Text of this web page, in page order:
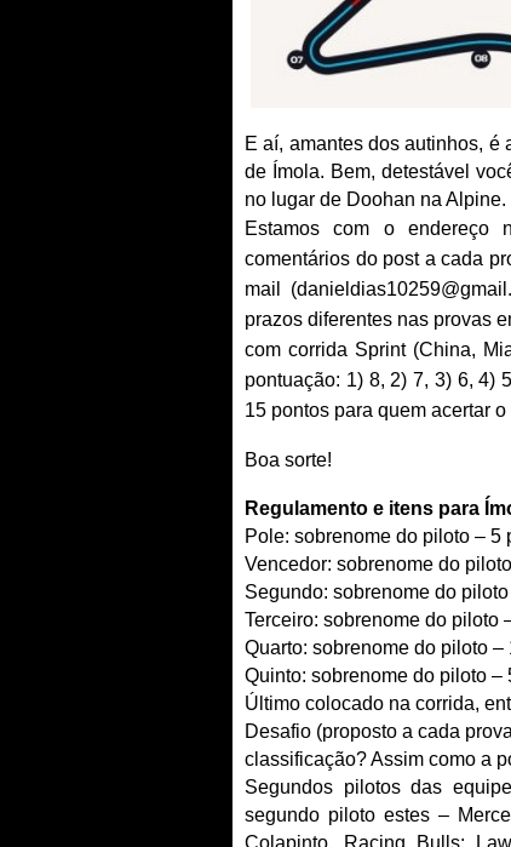
E aí, amantes dos autinhos, é
de Ímola. Bem, detestável
no lugar de Doohan na Alpine.
Estamos com o endereço
comentários do post a cada
mail (
prazos diferentes nas provas
com corrida Sprint (China,
pontuação: 1) 8, 2) 7, 3) 6, 4)
15 pontos para quem acertar
Boa sorte!
Regulamento e itens para
Pole: sobrenome do piloto – 5
Vencedor: sobrenome do
Segundo: sobrenome do
Terceiro: sobrenome do piloto
Quarto: sobrenome do piloto –
Quinto: sobrenome do piloto –
Último colocado na corrida,
Desafio (proposto a cada
classificação? Assim como a
Segundos pilotos das
segundo piloto estes –
Colapinto, Racing Bulls: